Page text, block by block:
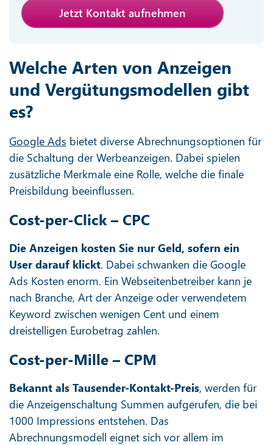
Jetzt Kontakt aufnehmen
Welche Arten von Anzeigen
und Vergütungsmodellen gibt
es?
Google Ads bietet diverse Abrechnungsoptionen für
die Schaltung der Werbeanzeigen. Dabei spielen
zusätzliche Merkmale eine Rolle, welche die finale
Preisbildung beeinflussen.
Cost-per-Click – CPC
Die Anzeigen kosten Sie nur Geld, sofern ein
User darauf klickt. Dabei schwanken die Google
Ads Kosten enorm. Ein Webseitenbetreiber kann je
nach Branche, Art der Anzeige oder verwendetem
Keyword zwischen wenigen Cent und einem
dreistelligen Eurobetrag zahlen.
Cost-per-Mille – CPM
Bekannt als Tausender-Kontakt-Preis, werden für
die Anzeigenschaltung Summen aufgerufen, die bei
1000 Impressions entstehen. Das
Abrechnungsmodell eignet sich vor allem im